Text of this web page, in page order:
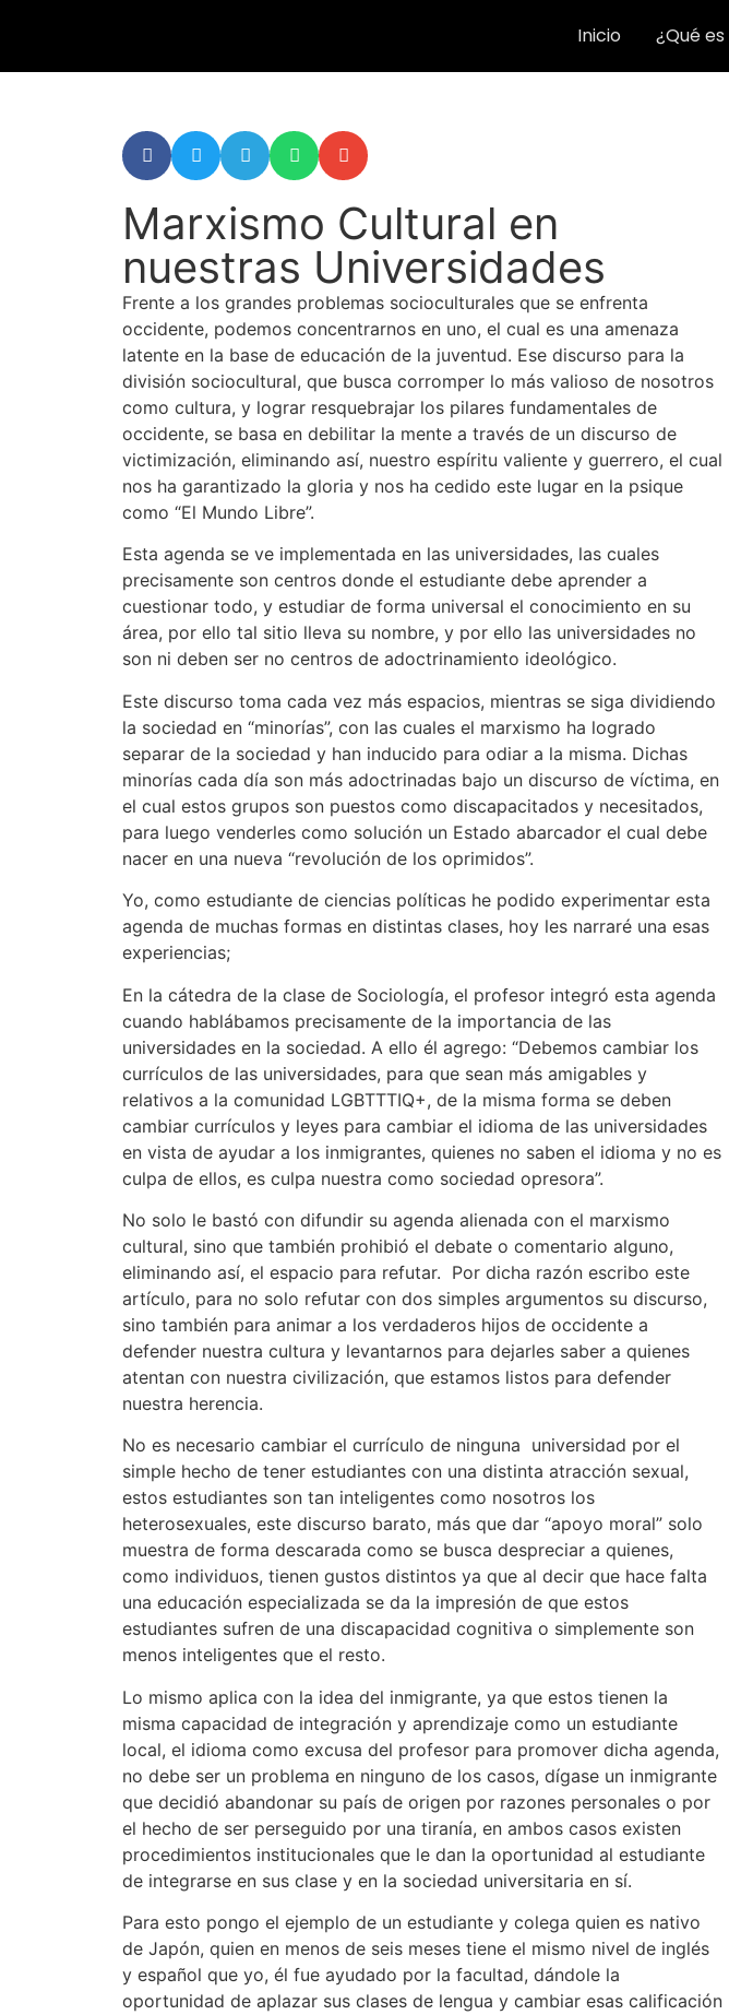
Inicio ¿Qué es
Marxismo Cultural en
nuestras Universidades
Frente a los grandes problemas socioculturales que se enfrenta
occidente, podemos concentrarnos en uno, el cual es una amenaza
latente en la base de educación de la juventud. Ese discurso para la
división sociocultural, que busca corromper lo más valioso de nosotros
como cultura, y lograr resquebrajar los pilares fundamentales de
occidente, se basa en debilitar la mente a través de un discurso de
victimización, eliminando así, nuestro espíritu valiente y guerrero, el cual
nos ha garantizado la gloria y nos ha cedido este lugar en la psique
como “El Mundo Libre”.
Esta agenda se ve implementada en las universidades, las cuales
precisamente son centros donde el estudiante debe aprender a
cuestionar todo, y estudiar de forma universal el conocimiento en su
área, por ello tal sitio lleva su nombre, y por ello las universidades no
son ni deben ser no centros de adoctrinamiento ideológico.
Este discurso toma cada vez más espacios, mientras se siga dividiendo
la sociedad en “minorías”, con las cuales el marxismo ha logrado
separar de la sociedad y han inducido para odiar a la misma. Dichas
minorías cada día son más adoctrinadas bajo un discurso de víctima, en
el cual estos grupos son puestos como discapacitados y necesitados,
para luego venderles como solución un Estado abarcador el cual debe
nacer en una nueva “revolución de los oprimidos”.
Yo, como estudiante de ciencias políticas he podido experimentar esta
agenda de muchas formas en distintas clases, hoy les narraré una esas
experiencias;
En la cátedra de la clase de Sociología, el profesor integró esta agenda
cuando hablábamos precisamente de la importancia de las
universidades en la sociedad. A ello él agrego: “Debemos cambiar los
currículos de las universidades, para que sean más amigables y
relativos a la comunidad LGBTTTIQ+, de la misma forma se deben
cambiar currículos y leyes para cambiar el idioma de las universidades
en vista de ayudar a los inmigrantes, quienes no saben el idioma y no es
culpa de ellos, es culpa nuestra como sociedad opresora”.
No solo le bastó con difundir su agenda alienada con el marxismo
cultural, sino que también prohibió el debate o comentario alguno,
eliminando así, el espacio para refutar. Por dicha razón escribo este
artículo, para no solo refutar con dos simples argumentos su discurso,
sino también para animar a los verdaderos hijos de occidente a
defender nuestra cultura y levantarnos para dejarles saber a quienes
atentan con nuestra civilización, que estamos listos para defender
nuestra herencia.
No es necesario cambiar el currículo de ninguna universidad por el
simple hecho de tener estudiantes con una distinta atracción sexual,
estos estudiantes son tan inteligentes como nosotros los
heterosexuales, este discurso barato, más que dar “apoyo moral” solo
muestra de forma descarada como se busca despreciar a quienes,
como individuos, tienen gustos distintos ya que al decir que hace falta
una educación especializada se da la impresión de que estos
estudiantes sufren de una discapacidad cognitiva o simplemente son
menos inteligentes que el resto.
Lo mismo aplica con la idea del inmigrante, ya que estos tienen la
misma capacidad de integración y aprendizaje como un estudiante
local, el idioma como excusa del profesor para promover dicha agenda,
no debe ser un problema en ninguno de los casos, dígase un inmigrante
que decidió abandonar su país de origen por razones personales o por
el hecho de ser perseguido por una tiranía, en ambos casos existen
procedimientos institucionales que le dan la oportunidad al estudiante
de integrarse en sus clase y en la sociedad universitaria en sí.
Para esto pongo el ejemplo de un estudiante y colega quien es nativo
de Japón, quien en menos de seis meses tiene el mismo nivel de inglés
y español que yo, él fue ayudado por la facultad, dándole la
oportunidad de aplazar sus clases de lengua y cambiar esas calificación